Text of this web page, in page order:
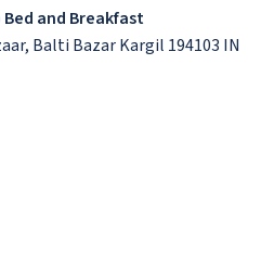
Bed and Breakfast
Balti Bazar Kargil 194103 IN